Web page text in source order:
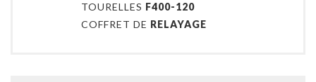
TOURELLES F400-120
COFFRET DE RELAYAGE